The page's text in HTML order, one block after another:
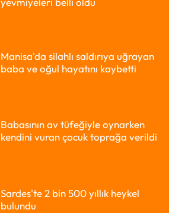
Manisa'da silahlı saldırıya uğrayan
baba ve oğul hayatını kaybetti
Babasının av tüfeğiyle oynarken
kendini vuran çocuk toprağa verildi
Sardes'te 2 bin 500 yıllık heykel
bulundu